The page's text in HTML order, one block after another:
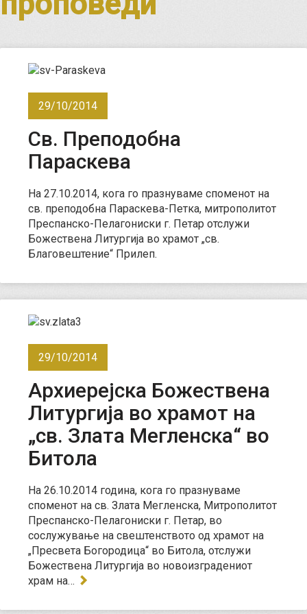
29/10/2014
Св. Преподобна
Параскева
На 27.10.2014, кога го празнуваме споменот на
св. преподобна Параскева-Петка, митрополитот
Преспанско-Пелагониски г. Петар отслужи
Божествена Литургија во храмот „св.
Благовештение“ Прилеп.
29/10/2014
Архиерејска Божествена
Литургија во храмот на
„св. Злата Мегленска“ во
Битола
На 26.10.2014 година, кога го празнуваме
споменот на св. Злата Мегленска, Митрополитот
Преспанско-Пелагониски г. Петар, во
сослужување на свештенството од храмот на
„Пресвета Богородица“ во Битола, отслужи
Божествена Литургија во новоизградениот
храм на…